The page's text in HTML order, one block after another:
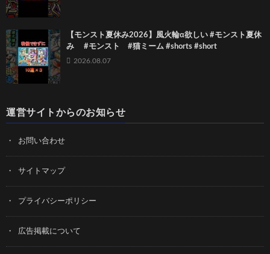
【モンスト夏休み2026】風火輪α欲しい #モンスト夏休
み #モンスト #猫ミーム #shorts #short
2026.08.07
運営サイトからのお知らせ
お問い合わせ
サイトマップ
プライバシーポリシー
広告掲載について